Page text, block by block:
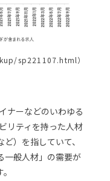
sp221107.html）
ナーなどのいわゆる
リティを持った人材
）を指していて、
一般人材」の需要が